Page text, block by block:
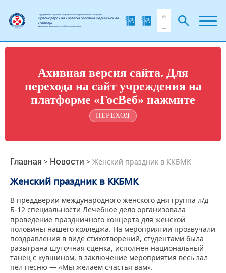
Государственное бюджетное профессиональное образовательное учреждение
Краснодарский краевой базовый медицинский
колледж
Министерства здравоохранения Краснодарского края
Ахивная версия сайта. Для
перехода на сайт учреждения на
платформе «ГосВеб» нажмите
ПЕРЕХОД
Главная > Новости > Женский праздник в ККБМК
Женский праздник в ККБМК
В преддверии международного женского дня группа л/д
Б-12 специальности Лечебное дело организовала
проведение праздничного концерта для женской
половины нашего колледжа. На мероприятии прозвучали
поздравления в виде стихотворений, студентами была
разыграна шуточная сценка, исполнен национальный
танец с кувшином, в заключение мероприятия весь зал
пел песню — «Мы желаем счастья вам».